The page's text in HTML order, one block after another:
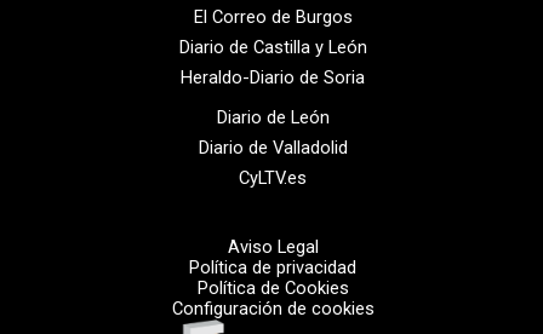
El Correo de Burgos
Diario de Castilla y León
Heraldo-Diario de Soria
Diario de León
Diario de Valladolid
CyLTV.es
Aviso Legal
Política de privacidad
Política de Cookies
Configuración de cookies